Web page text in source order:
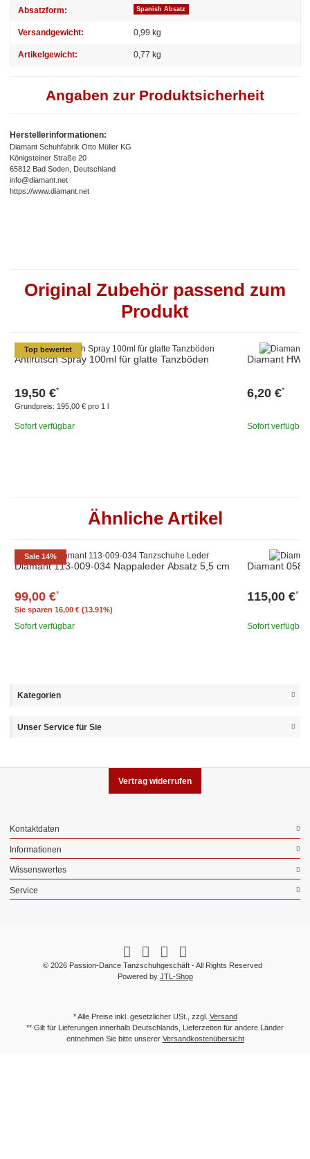
Absatzform: Spanish Absatz
Versandgewicht: 0,99 kg
Artikelgewicht: 0,77 kg
Angaben zur Produktsicherheit
Herstellerinformationen:
Diamant Schuhfabrik Otto Müller KG
Königsteiner Straße 20
65812 Bad Soden, Deutschland
info@diamant.net
https://www.diamant.net
Original Zubehör passend zum
Produkt
Top bewertet
Antirutsch Spray 100ml für glatte Tanzböden
19,50 €*
Grundpreis: 195,00 € pro 1 l
Sofort verfügbar
Diamant
6,20 €*
Sofort verfügbar
Ähnliche Artikel
Sale 14%
Diamant 113-009-034 Nappaleder Absatz 5,5 cm
99,00 €*
Sie sparen 16,00 € (13.91%)
Sofort verfügbar
Diamant 058-
115,00 €*
Sofort verfügbar
Kategorien
Unser Service für Sie
Vertrag widerrufen
Kontaktdaten
Informationen
Wissenswertes
Service
© 2026 Passion-Dance Tanzschuhgeschäft - All Rights Reserved
Powered by JTL-Shop
* Alle Preise inkl. gesetzlicher USt., zzgl. Versand
** Gilt für Lieferungen innerhalb Deutschlands, Lieferzeiten für andere Länder
entnehmen Sie bitte unserer Versandkostenübersicht